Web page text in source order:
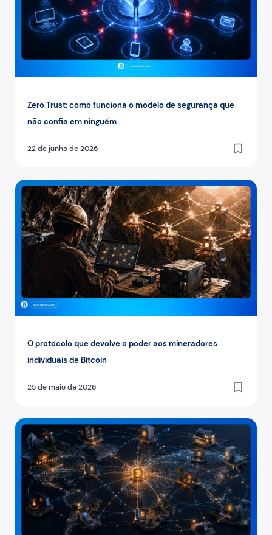
Zero Trust: como funciona o modelo de segurança que
não confia em ninguém
22 de junho de 2026
O protocolo que devolve o poder aos mineradores
individuais de Bitcoin
25 de maio de 2026
O protocolo que devolve o poder aos mineradores
Peer to peer: a tecnologia por detrás da Bitcoin